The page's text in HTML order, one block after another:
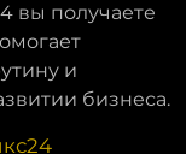
вы получаете
и
бизнеса.